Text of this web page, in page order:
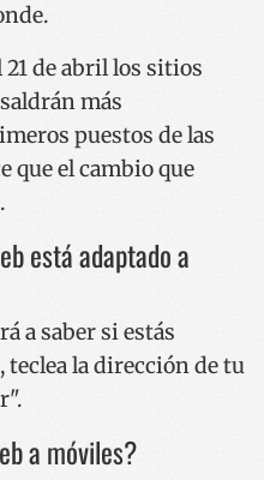
21 de abril los sitios
más
puestos de las
que el cambio que
está adaptado a
a saber si estás
, teclea la dirección de tu
a móviles?